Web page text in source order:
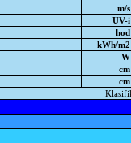
m/s
UV-i
hod
kWh/m2
W
cm
cm